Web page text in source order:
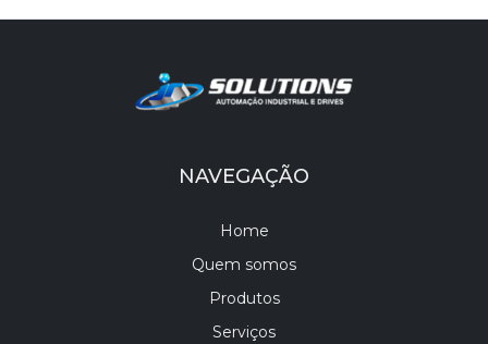
NAVEGAÇÃO
Home
Quem somos
Produtos
Serviços